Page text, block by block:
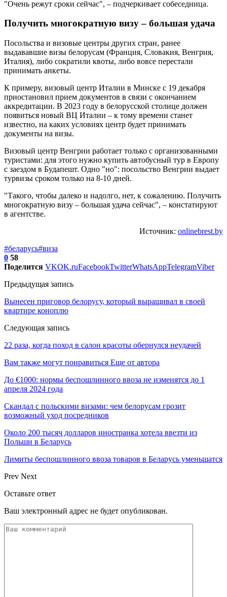
"Очень режут сроки сейчас", – подчеркивает собеседница.
Получить многократную визу – большая удача
Посольства и визовые центры других стран, ранее
выдававшие визы белорусам (Франция, Словакия, Венгрия,
Италия), либо сократили квоты, либо вовсе перестали
принимать анкеты.
К примеру, визовый центр Италии в Минске с 19 декабря
приостановил прием документов в связи с окончанием
аккредитации. В 2023 году в белорусской столице должен
появиться новый ВЦ Италии – к тому времени станет
известно, на каких условиях центр будет принимать
документы на визы.
Визовый центр Венгрии работает только с организованными
туристами: для этого нужно купить автобусный тур в Европу
с заездом в Будапешт. Одно "но": посольство Венгрии выдает
турвизы сроком только на 8-10 дней.
"Такого, чтобы далеко и надолго, нет, к сожалению. Получить
многократную визу – большая удача сейчас", – констатируют
в агентстве.
Источник: onlinebrest.by
#беларусь#виза
0 58
Поделится VKOK.ruFacebookTwitterWhatsAppTelegramViber
Предыдущая запись
Вынесен приговор белорусу, который выращивал в своей
квартире коноплю
Следующая запись
22 раза, когда поход в салон красоты обернулся неудачей
Вам также могут понравиться Еще от автора
До €1000: нормы беспошлинного ввоза не изменятся до 1
апреля 2024 года
Скандал с польскими визами: чем белорусам грозит
возможный уход посредников
Около 200 тысяч долларов иностранка хотела ввезти из
Польши в Беларусь
Лимиты беспошлинного ввоза товаров в Беларусь уменьшатся
Prev Next
Оставьте ответ
Ваш электронный адрес не будет опубликован.